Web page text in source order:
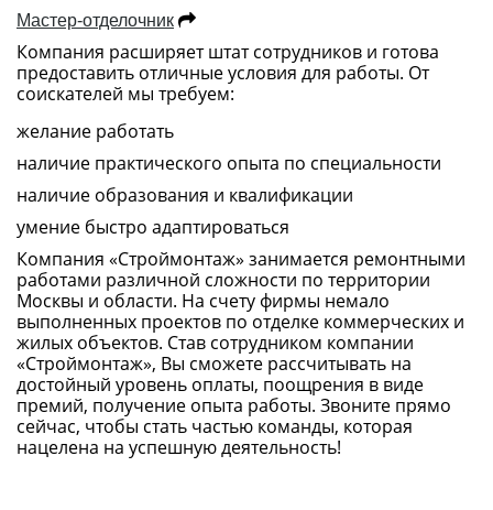
Мастер-отделочник
Компания расширяет штат сотрудников и готова
предоставить отличные условия для работы. От
соискателей мы требуем:
желание работать
наличие практического опыта по специальности
наличие образования и квалификации
умение быстро адаптироваться
Компания «Строймонтаж» занимается ремонтными
работами различной сложности по территории
Москвы и области. На счету фирмы немало
выполненных проектов по отделке коммерческих и
жилых объектов. Став сотрудником компании
«Строймонтаж», Вы сможете рассчитывать на
достойный уровень оплаты, поощрения в виде
премий, получение опыта работы. Звоните прямо
сейчас, чтобы стать частью команды, которая
нацелена на успешную деятельность!